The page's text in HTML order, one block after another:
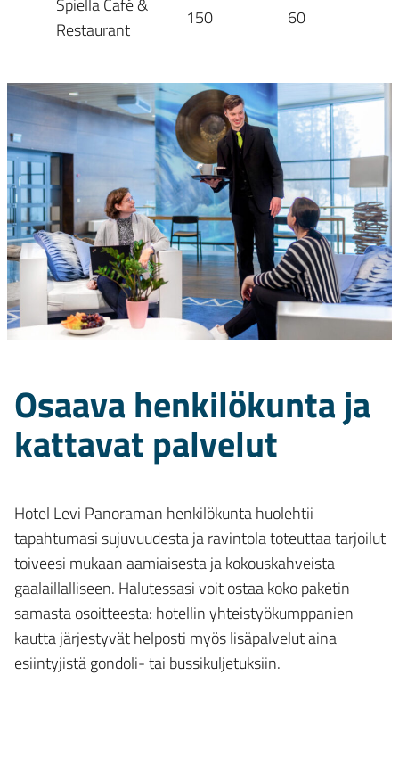
Restaurant
150 60
Osaava henkilökunta ja
kattavat palvelut
Hotel Levi Panoraman henkilökunta huolehtii
tapahtumasi sujuvuudesta ja ravintola toteuttaa tarjoilut
toiveesi mukaan aamiaisesta ja kokouskahveista
gaalaillalliseen. Halutessasi voit ostaa koko paketin
samasta osoitteesta: hotellin yhteistyökumppanien
kautta järjestyvät helposti myös lisäpalvelut aina
esiintyjistä gondoli- tai bussikuljetuksiin.